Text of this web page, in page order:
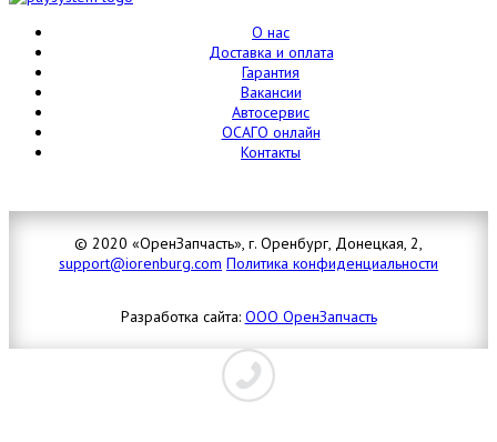
О нас
Доставка и оплата
Гарантия
Вакансии
Автосервис
ОСАГО онлайн
Контакты
© 2020 «ОренЗапчасть», г. Оренбург, Донецкая, 2,
support@iorenburg.com Политика конфиденциальности
Разработка сайта: ООО ОренЗапчасть